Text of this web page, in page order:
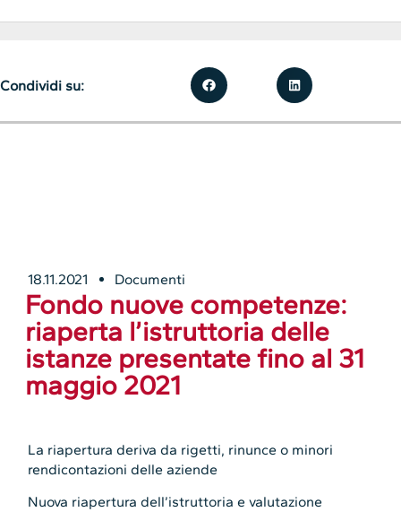
18.11.2021 Documenti
Fondo nuove competenze:
riaperta l’istruttoria delle
istanze presentate fino al 31
maggio 2021
La riapertura deriva da rigetti, rinunce o minori
rendicontazioni delle aziende
Nuova riapertura dell’istruttoria e valutazione
Condividi su: